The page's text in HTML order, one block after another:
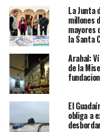
La Junta
millones
mayores
la Santa
Arahal:
de la
El
obliga a